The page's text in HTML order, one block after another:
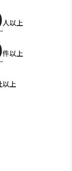
人以上
件以上
以上